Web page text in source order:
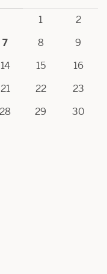
1
2
7 8
9
14 15
16
21 22
23
28 29
30